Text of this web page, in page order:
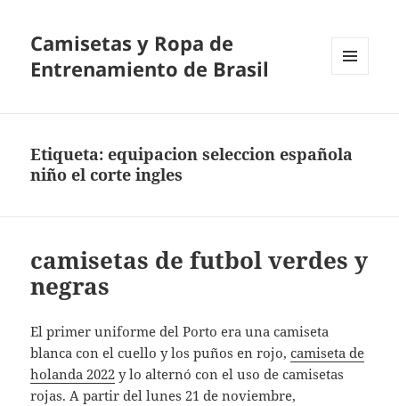
Camisetas y Ropa de
Entrenamiento de Brasil
Etiqueta:equipacion seleccion española
niño el corte ingles
camisetas de futbol verdes y
negras
El primer uniforme del Porto era una camiseta
blanca con el cuello y los puños en rojo,camiseta de
holanda 2022 y lo alternó con el uso de camisetas
rojas. A partir del lunes 21 de noviembre,